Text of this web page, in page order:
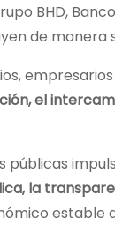
BHD,
de
el
la
estable